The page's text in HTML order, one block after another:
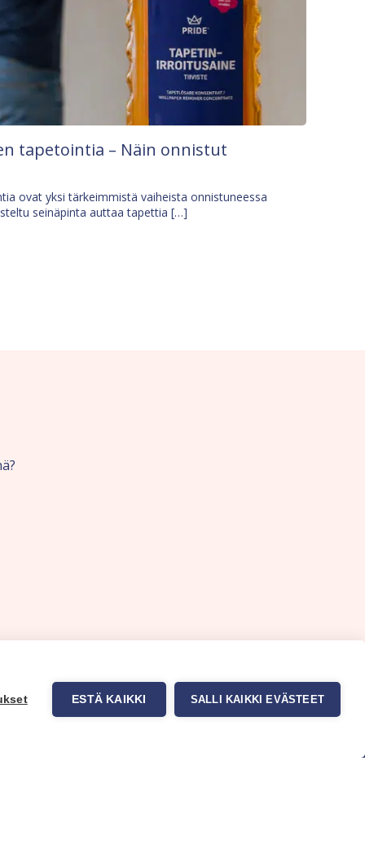
ESTÄ KAIKKI SALLI KAIKKI EVÄSTEET
tapetointia – Näin onnistut
ovat yksi tärkeimmistä vaiheista onnistuneessa
seinäpinta auttaa tapettia […]